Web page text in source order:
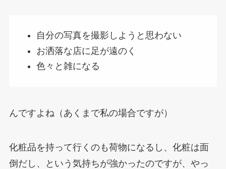
自分の写真を撮影しようと思わない
お洒落な店に足が遠のく
色々と雑になる
んですよね（あくまで私の場合ですが）
化粧品を持って行くのも荷物になるし、化粧は面
倒だし、という気持ちが強かったのですが、やっ